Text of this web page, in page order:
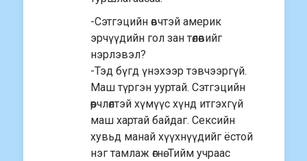
-Сэтгэцийн өвчтэй америк
эрчүүдийн гол зан төлөвийг
нэрлэвэл?
-Тэд бүгд үнэхээр тэвчээргүй.
Маш түргэн ууртай. Сэтгэцийн
өөрчлөлтэй хүмүүс хүнд итгэхгүй
маш хартай байдаг. Сексийн
хувьд манай хүүхнүүдийг ёстой
нэг тамлаж өгнө. Тийм учраас